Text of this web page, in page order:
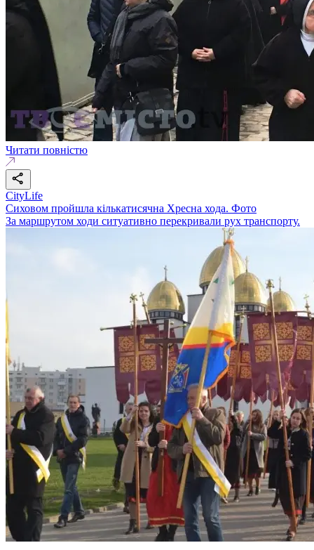
Читати повністю
CityLife
Сиховом пройшла кількатисячна Хресна хода. Фото
За маршрутом ходи ситуативно перекривали рух транспорту.